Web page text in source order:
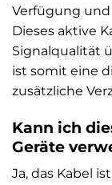
Verfügung
Dieses aktive
Signalqualität
ist somit eine
zusätzliche
Kann ich
Geräte
Ja, das Kabel